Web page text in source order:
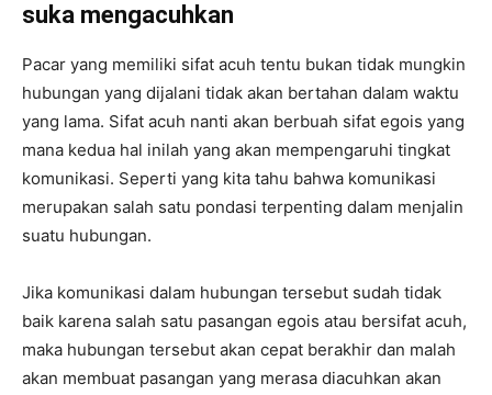
suka mengacuhkan
Pacar yang memiliki sifat acuh tentu bukan tidak mungkin
hubungan yang dijalani tidak akan bertahan dalam waktu
yang lama. Sifat acuh nanti akan berbuah sifat egois yang
mana kedua hal inilah yang akan mempengaruhi tingkat
komunikasi. Seperti yang kita tahu bahwa komunikasi
merupakan salah satu pondasi terpenting dalam menjalin
suatu hubungan.
Jika komunikasi dalam hubungan tersebut sudah tidak
baik karena salah satu pasangan egois atau bersifat acuh,
maka hubungan tersebut akan cepat berakhir dan malah
akan membuat pasangan yang merasa diacuhkan akan